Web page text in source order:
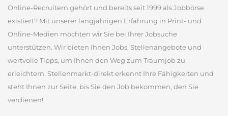
Online-Recruitern gehört und bereits seit 1999 als Jobbörse
existiert? Mit unserer langjährigen Erfahrung in Print- und
Online-Medien möchten wir Sie bei Ihrer Jobsuche
unterstützen. Wir bieten Ihnen Jobs, Stellenangebote und
wertvolle Tipps, um Ihnen den Weg zum Traumjob zu
erleichtern. Stellenmarkt-direkt erkennt Ihre Fähigkeiten und
steht Ihnen zur Seite, bis Sie den Job bekommen, den Sie
verdienen!